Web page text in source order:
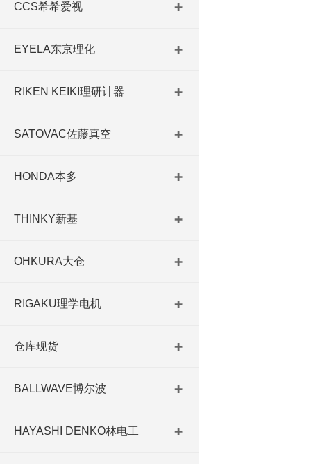
CCS希希爱视
EYELA东京理化
RIKEN KEIKI理研计器
SATOVAC佐藤真空
HONDA本多
THINKY新基
OHKURA大仓
RIGAKU理学电机
仓库现货
BALLWAVE博尔波
HAYASHI DENKO林电工